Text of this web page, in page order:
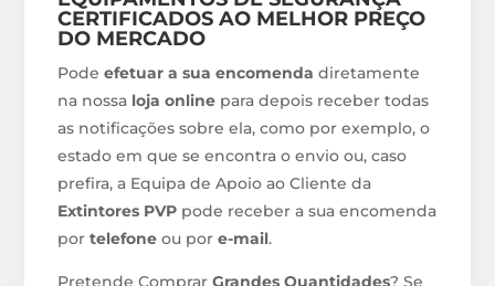
CERTIFICADOS AO MELHOR PREÇO
DO MERCADO
Podeefetuar a sua encomenda diretamente
na nossa loja online para depois receber todas
as notificações sobre ela, como por exemplo, o
estado em que se encontra o envio ou, caso
prefira, a Equipa de Apoio ao Cliente da
Extintores PVP pode receber a sua encomenda
portelefone ou pore-mail.
Pretende ComprarGrandes Quantidades? Se